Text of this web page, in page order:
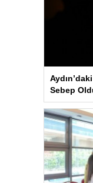
Sebep